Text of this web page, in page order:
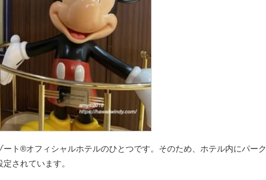
ト®オフィシャルホテルのひとつです。そのため、ホテル内にパーク
されています。